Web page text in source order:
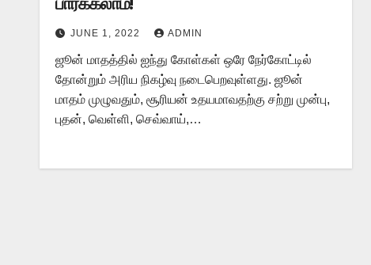
JUNE 1, 2022 ADMIN
ஜூன் மாதத்தில் ஐந்து கோள்கள் ஒரே நேர்கோட்டில்
தோன்றும் அரிய நிகழ்வு நடைபெறவுள்ளது. ஜூன்
மாதம் முழுவதும், சூரியன் உதயமாவதற்கு சற்று முன்பு,
புதன், வெள்ளி, செவ்வாய்,…